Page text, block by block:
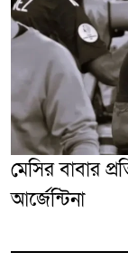
মেসির বাবার
আর্জেন্টিনা